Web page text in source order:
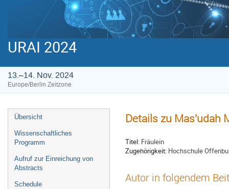
URAI 2024
13.–14. Nov. 2024
Europe/Berlin Zeitzone
Übersicht
Wissenschaftliches
Programm
Aufruf zur Einreichung von
Abstracts
Schedule
Details zu Mas'udah
Titel: Fräulein
Zugehörigkeit: Hochschule
Autor in folgendem